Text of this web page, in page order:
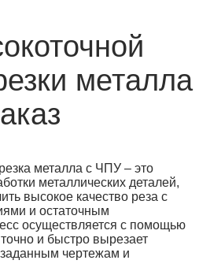
металла
металла с ЧПУ – это
металлических деталей,
высокое качество реза с
и остаточным
осуществляется с помощью
и быстро вырезает
чертежам и